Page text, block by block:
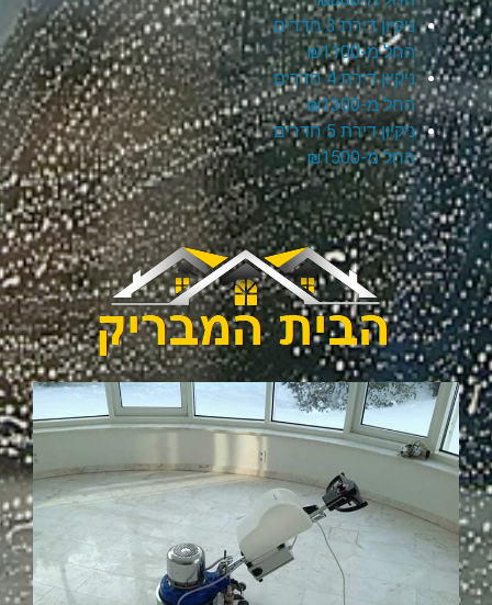
ניקיון דירת 3 חדרים
החל מ-₪1100
ניקיון דירת 4 חדרים
החל מ-₪1300
ניקיון דירת 5 חדרים
החל מ-₪1500